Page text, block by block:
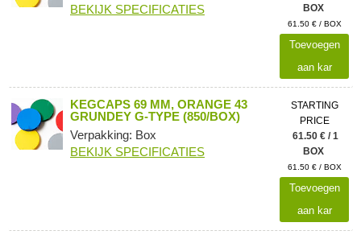
BEKIJK SPECIFICATIES
BOX
61.50 € / BOX
Toevoegen
aan kar
KEGCAPS 69 MM, ORANGE 43
GRUNDEY G-TYPE (850/BOX)
Verpakking: Box
BEKIJK SPECIFICATIES
STARTING
PRICE
61.50 € / 1
BOX
61.50 € / BOX
Toevoegen
aan kar